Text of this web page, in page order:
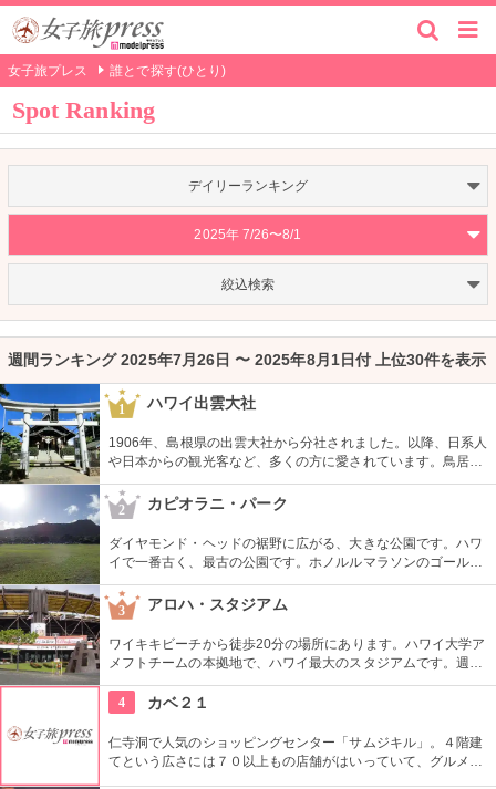
女子旅プレス 誰とで探す(ひとり)
Spot Ranking
デイリーランキング
2025年 7/26〜8/1
絞込検索
週間ランキング 2025年7月26日 〜 2025年8月1日付 上位30件を表示
1 ハワイ出雲大社
1906年、島根県の出雲大社から分社されました。以降、日系人
や日本からの観光客など、多くの方に愛されています。鳥居や
しめ縄も神社も立派で、一瞬ハワイにいることを忘れそうにな
りそう。日本とハワイで2度お祈りされたお守りも好評です。
2 カピオラニ・パーク
ダイヤモンド・ヘッドの裾野に広がる、大きな公園です。ハワ
イで一番古く、最古の公園です。ホノルルマラソンのゴール地
点としても有名ですね。ハワイ王朝最後の王カラカウアによっ
て、クイーン・カピオラニの名前が冠せられました。
3 アロハ・スタジアム
ワイキキビーチから徒歩20分の場所にあります。ハワイ大学ア
メフトチームの本拠地で、ハワイ最大のスタジアムです。週3
回、スワップミートという名前のフリーマーケットを開催して
います。400以上もの地元のお店が出店し、大盛り上がり。お
4 カベ２１
仁寺洞で人気のショッピングセンター「サムジキル」。４階建
てという広さには７０以上もの店舗がはいっていて、グルメや